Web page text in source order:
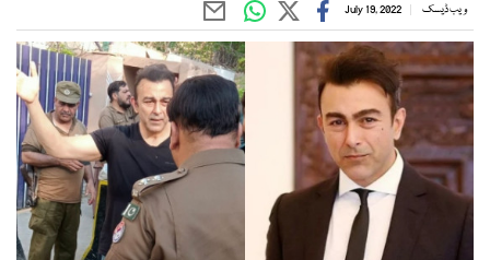
ویب ڈیسک July 19, 2022